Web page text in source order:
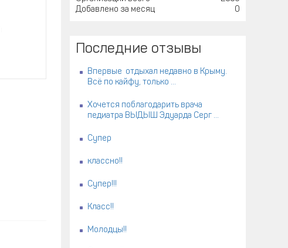
0
Добавлено за месяц
Последние отзывы
Впервые отдыхал недавно в Крыму.
Всё по кайфу, только ...
Хочется поблагодарить врача
педиатра ВЫДЫШ Эдуарда Серг ...
Супер
классно!!
Супер!!!
Класс!!
Молодцы!!